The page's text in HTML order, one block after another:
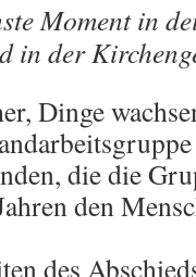
Moment in
in der
Dinge
die die
den
des